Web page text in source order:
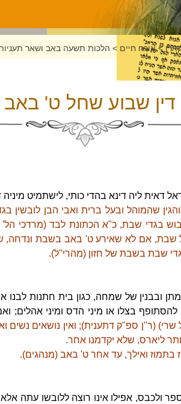
>אורח חיים > הלכות תשעה באב ושאר
דין שבוע שחל ט' באב
ליה דינא בהדי כותי, לישתמיט מיניה
שהמוהל ובעל ברית ואבי הבן לובשין
בגדי שבת, כ"א הכתונת לבד (מרדכי
שבת, אם לא שאירע ט' באב בשבת ונדחה,
שבת בשבת של חזון (מהרי"ל).
של שמחה, כגון בית חתנות לבנו או
להסתופף בצלו או מיני הדס ומיני אהלים;
שרי) (ר"ן ספ"ק דתענית); ואין נושאים נשים
ליארס, שלא יקדמנו אחר.
בתמוז ואילך, עד אחר ט' באב (מנהגים).
אפילו אינו רוצה ללובשו עתה אלא